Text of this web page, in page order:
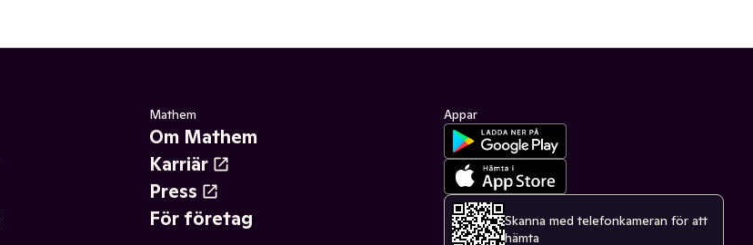
Mathem
Om Mathem
Karriär
Press
För företag
Appar
Skanna med telefonkameran för att
hämta